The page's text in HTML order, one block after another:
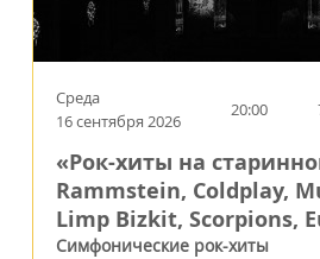
Среда
16 сентября 2026
20:00
«Рок-хиты на
Rammstein, Coldplay,
Limp Bizkit, Scorpions,
Симфонические рок-хиты